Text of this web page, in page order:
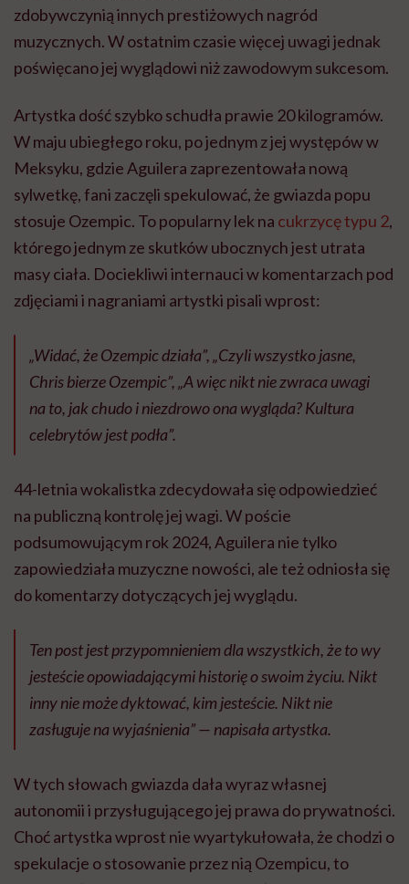
zdobywczynią innych prestiżowych nagród
muzycznych. W ostatnim czasie więcej uwagi jednak
poświęcano jej wyglądowi niż zawodowym sukcesom.
Artystka dość szybko schudła prawie 20 kilogramów.
W maju ubiegłego roku, po jednym z jej występów w
Meksyku, gdzie Aguilera zaprezentowała nową
sylwetkę, fani zaczęli spekulować, że gwiazda popu
stosuje Ozempic. To popularny lek na cukrzycę typu 2,
którego jednym ze skutków ubocznych jest utrata
masy ciała. Dociekliwi internauci w komentarzach pod
zdjęciami i nagraniami artystki pisali wprost:
„Widać, że Ozempic działa”, „Czyli wszystko jasne,
Chris bierze Ozempic”, „A więc nikt nie zwraca uwagi
na to, jak chudo i niezdrowo ona wygląda? Kultura
celebrytów jest podła”.
44-letnia wokalistka zdecydowała się odpowiedzieć
na publiczną kontrolę jej wagi. W poście
podsumowującym rok 2024, Aguilera nie tylko
zapowiedziała muzyczne nowości, ale też odniosła się
do komentarzy dotyczących jej wyglądu.
Ten post jest przypomnieniem dla wszystkich, że to wy
jesteście opowiadającymi historię o swoim życiu. Nikt
inny nie może dyktować, kim jesteście. Nikt nie
zasługuje na wyjaśnienia” — napisała artystka.
W tych słowach gwiazda dała wyraz własnej
autonomii i przysługującego jej prawa do prywatności.
Choć artystka wprost nie wyartykułowała, że chodzi o
spekulacje o stosowanie przez nią Ozempicu, to